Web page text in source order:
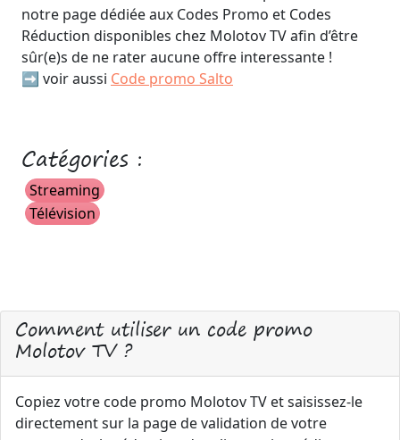
notre page dédiée aux Codes Promo et Codes
Réduction disponibles chez Molotov TV afin d’être
sûr(e)s de ne rater aucune offre interessante !
➡️ voir aussi Code promo Salto
Catégories :
Streaming
Télévision
Comment utiliser un code promo
Molotov TV ?
Copiez votre code promo Molotov TV et saisissez-le
directement sur la page de validation de votre